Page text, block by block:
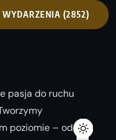
WYDARZENIA (2852)
pasja do ruchu
poziomie – od